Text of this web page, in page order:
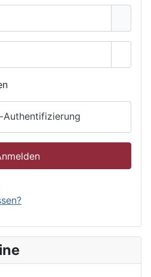
Authentifizierung